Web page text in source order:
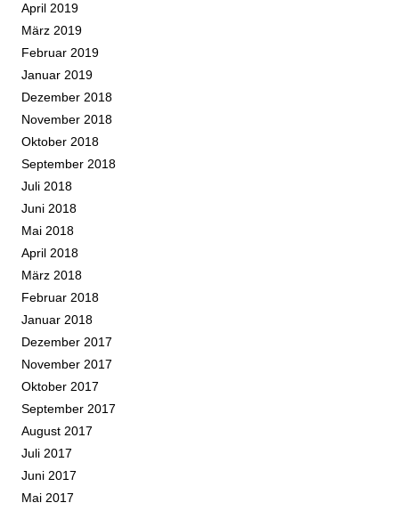
April 2019
März 2019
Februar 2019
Januar 2019
Dezember 2018
November 2018
Oktober 2018
September 2018
Juli 2018
Juni 2018
Mai 2018
April 2018
März 2018
Februar 2018
Januar 2018
Dezember 2017
November 2017
Oktober 2017
September 2017
August 2017
Juli 2017
Juni 2017
Mai 2017